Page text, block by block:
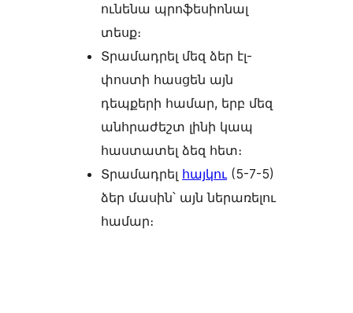
ունենա պրոֆեսիոնալ
տեսք։
Տրամադրել մեզ ձեր էլ-
փոստի հասցեն այն
դեպքերի համար, երբ մեզ
անհրաժեշտ լինի կապ
հաստատել ձեզ հետ։
Տրամադրել հայկու(5-7-5)
ձեր մասին՝ այն ներառելու
համար։